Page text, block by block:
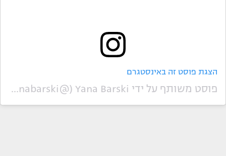
הצגת פוסט זה באינסטגרם
פוסט משותף על ידי ‏‎Yana Barski‎‏ (@‏‎yanabarski‎‏)